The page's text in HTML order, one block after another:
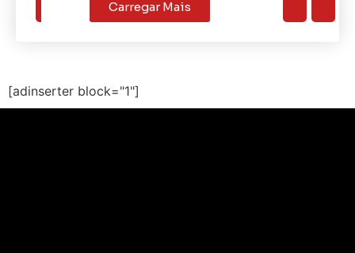
Carregar Mais
[adinserter block="1"]